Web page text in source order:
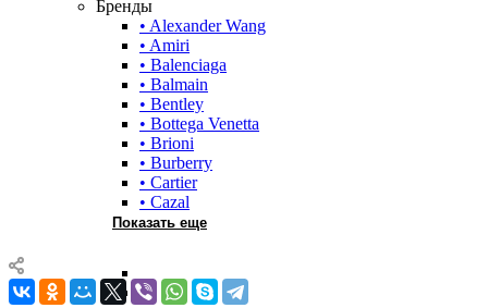
Бренды
• Alexander Wang
• Amiri
• Balenciaga
• Balmain
• Bentley
• Bottega Venetta
• Brioni
• Burberry
• Cartier
• Cazal
Показать еще